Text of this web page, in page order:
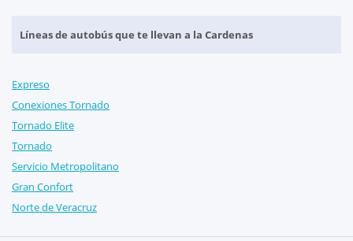
Líneas de autobús que te llevan a la Cardenas
Expreso
Conexiones Tornado
Tornado Elite
Tornado
Servicio Metropolitano
Gran Confort
Norte de Veracruz